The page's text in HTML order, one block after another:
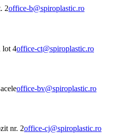
2office-b@spiroplastic.ro
lot 4office-ct@spiroplastic.ro
office-bv@spiroplastic.ro
nr. 2office-cj@spiroplastic.ro